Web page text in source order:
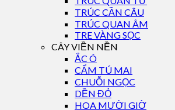
TRÚC CẦN CÂU
TRÚC QUAN ÂM
TRE VÀNG SỌC
CÂY VIỀN NỀN
ẮC Ó
CẨM TÚ MAI
CHUỖI NGỌC
DỀN ĐỎ
HOA MƯỜI GIỜ